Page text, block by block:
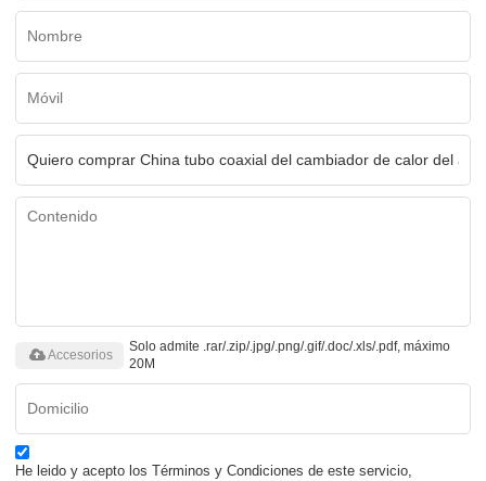
Solo admite .rar/.zip/.jpg/.png/.gif/.doc/.xls/.pdf, máximo
20M
Accesorios
He leido y acepto los Términos y Condiciones de este servicio,